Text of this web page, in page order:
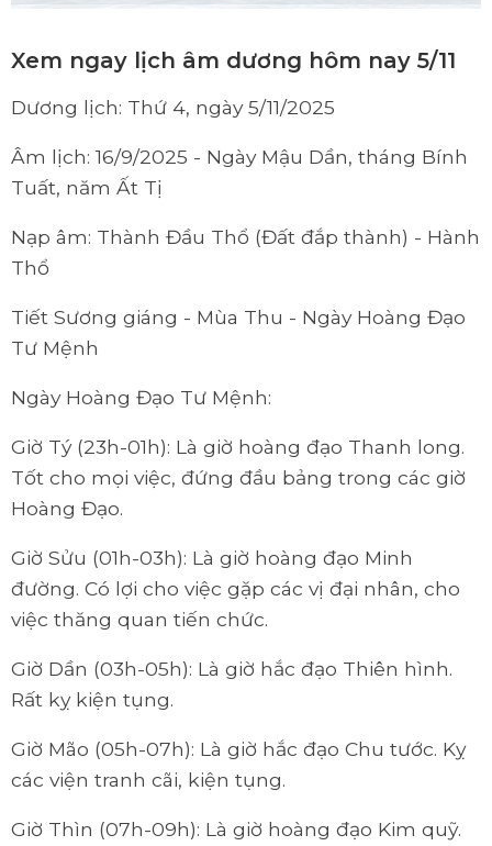
Xem ngay lịch âm dương hôm nay 5/11
Dương lịch: Thứ 4, ngày 5/11/2025
Âm lịch: 16/9/2025 - Ngày Mậu Dần, tháng Bính
Tuất, năm Ất Tị
Nạp âm: Thành Đầu Thổ (Đất đắp thành) - Hành
Thổ
Tiết Sương giáng - Mùa Thu - Ngày Hoàng Đạo
Tư Mệnh
Ngày Hoàng Đạo Tư Mệnh:
Giờ Tý (23h-01h): Là giờ hoàng đạo Thanh long.
Tốt cho mọi việc, đứng đầu bảng trong các giờ
Hoàng Đạo.
Giờ Sửu (01h-03h): Là giờ hoàng đạo Minh
đường. Có lợi cho việc gặp các vị đại nhân, cho
việc thăng quan tiến chức.
Giờ Dần (03h-05h): Là giờ hắc đạo Thiên hình.
Rất kỵ kiện tụng.
Giờ Mão (05h-07h): Là giờ hắc đạo Chu tước. Kỵ
các viện tranh cãi, kiện tụng.
Giờ Thìn (07h-09h): Là giờ hoàng đạo Kim quỹ.